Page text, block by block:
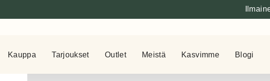
Kauppa Tarjoukset Outlet Meistä Kasvimme Blogi